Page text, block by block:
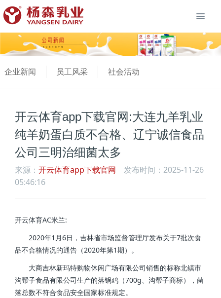
企业新闻 员工风采 社会活动
开云体育app下载官网:大连九羊乳业
纯羊奶蛋白质不合格、辽宁诚信食品
公司三明治细菌太多
来源： 开云体育app下载官网 发布时间：2025-11-26
05:46:16
开云体育AC米兰:
2020年1月6日，吉林省市场监督管理厅发布关于7批次食
品不合格情况的通告（2020年第1期）。
大商吉林新玛特购物休闲广场有限公司销售的标称北镇市
沟帮子食品有限公司生产的落锅鸡（700g、沟帮子商标），菌
落总数不符合食品安全国家标准规定。